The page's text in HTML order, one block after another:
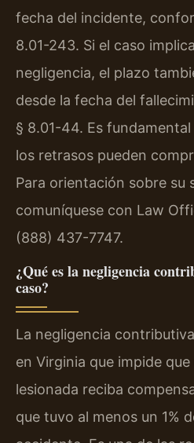
fecha del incidente,
8.01-243. Si el caso
negligencia, el plazo
desde la fecha del
§ 8.01-44. Es
los retrasos pueden
Para orientación sobre su
comuníquese con Law
(888) 437-7747.
¿Qué es la negligencia
caso?
La negligencia
en Virginia que impide
lesionada reciba
que tuvo al menos un 1%